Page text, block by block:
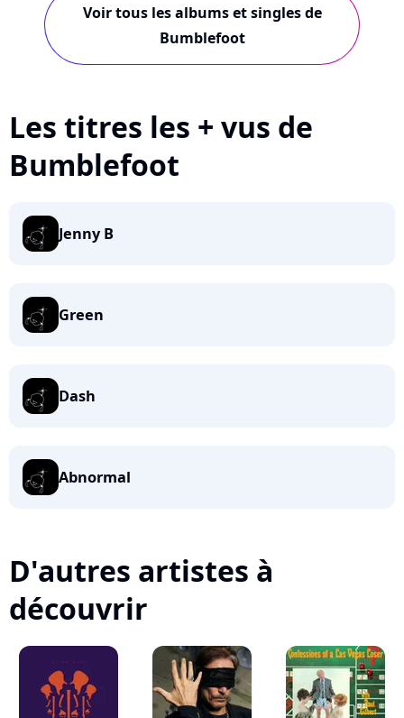
Voir tous les albums et singles de
Bumblefoot
Les titres les + vus de
Bumblefoot
Jenny B
Green
Dash
Abnormal
D'autres artistes à
découvrir